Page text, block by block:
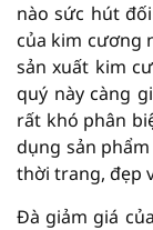
nào sức hút
của kim cương
sản xuất kim
quý này càng
rất khó phân
dụng sản
thời trang, đẹp
Đà giảm giá